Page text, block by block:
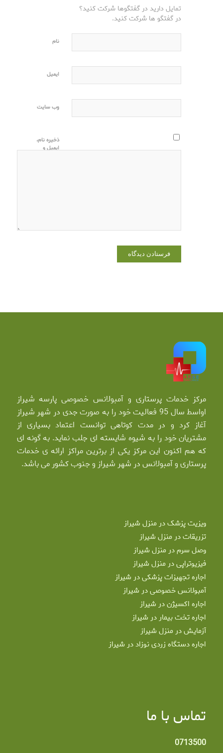
تمایل دارید در گفتگوها شرکت کنید؟
در گفتگو ها شرکت کنید.
نام
ایمیل
وب‌ سایت
ذخیره نام،
ایمیل و
مرکز خدمات پرستاری و آمبولانس خصوصی پارسه شیراز
اواسط سال 95 فعالیت خود را به صورت جدی در شهر شیراز
آغاز کرد و در مدت کوتاهی توانست اعتماد بسیاری از
مشتریان خود را به شیوه شایسته ای جلب نماید. به گونه ای
که هم اکنون این مرکز یکی از برترین مراکز ارائه ی خدمات
پرستاری و آمبولانس در شهر شیراز و جنوب کشور می باشد.
ویزیت پزشک در منزل شیراز
تزریقات در منزل شیراز
وصل سرم در منزل شیراز
فیزیوتراپی در منزل شیراز
اجاره تجهیزات پزشکی در شیراز
آمبولانس خصوصی در شیراز
اجاره اکسیژن در شیراز
اجاره تخت بیمار در شیراز
آزمایش در منزل شیراز
اجاره دستگاه زردی نوزاد در شیراز
تماس با ما
0713500